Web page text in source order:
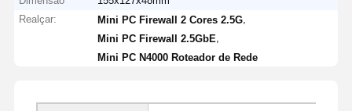
Realçar:
Mini PC Firewall 2 Cores 2.5G
Mini PC Firewall 2.5GbE
Mini PC N4000 Roteador de Rede